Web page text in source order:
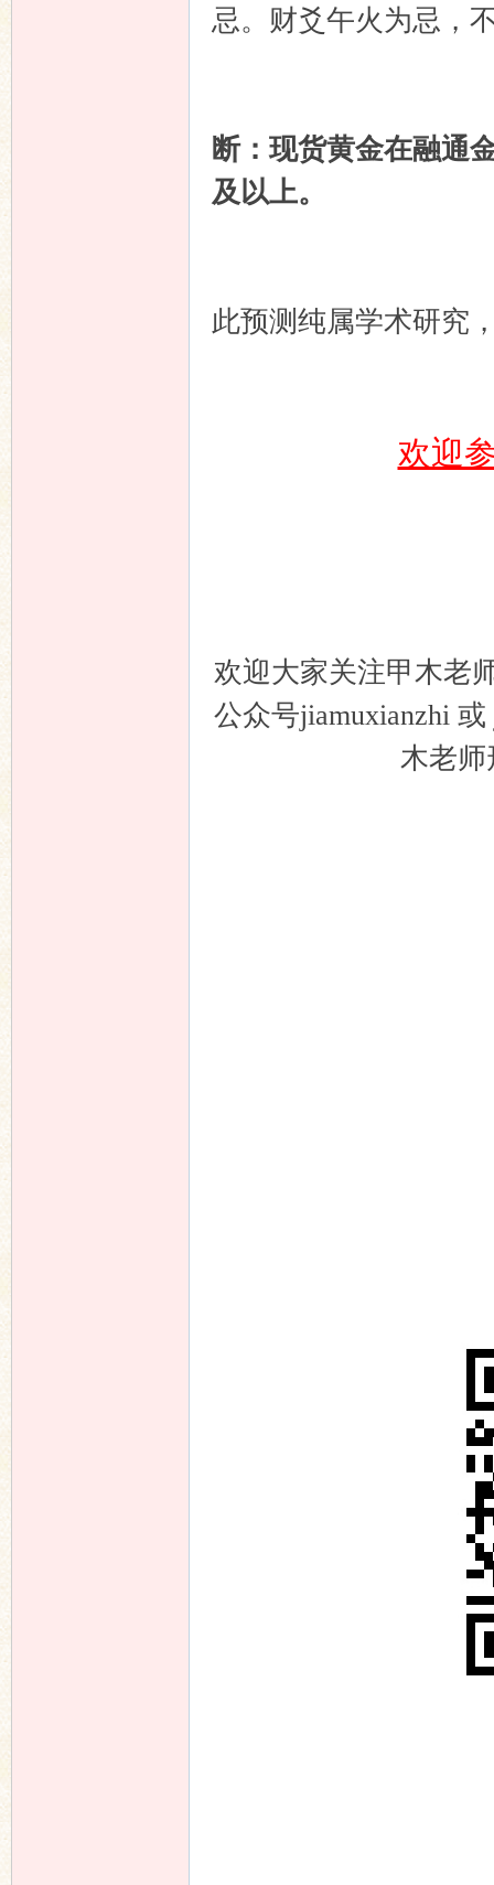
忌。财爻午火为忌，
断：现货黄金在融通
及以上。
此预测纯属学术研究
欢迎
欢迎大家关注甲木老
公众号jiamuxianzhi
木老师